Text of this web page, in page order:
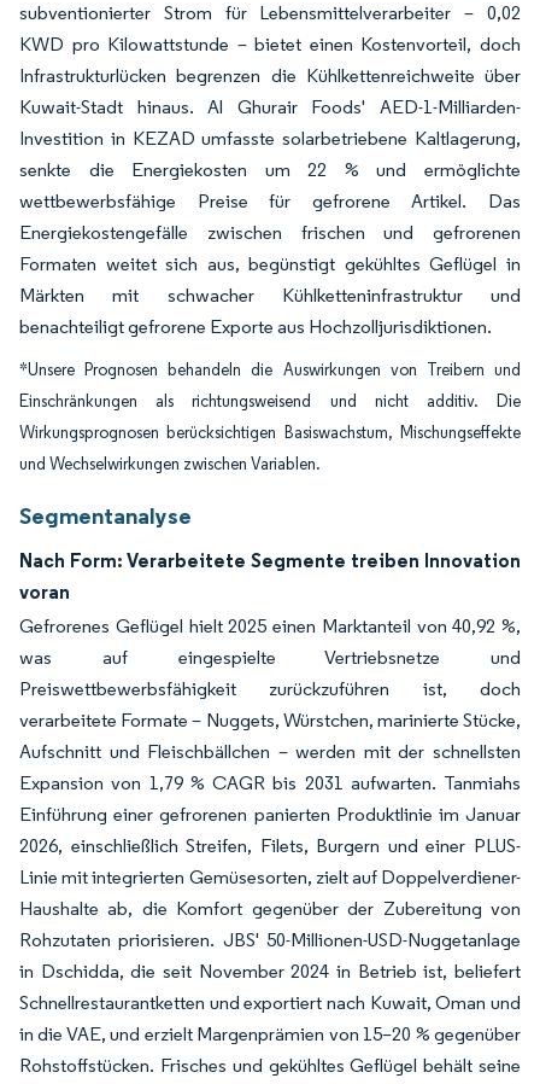
subventionierter Strom für Lebensmittelverarbeiter – 0,02
KWD pro Kilowattstunde – bietet einen Kostenvorteil, doch
Infrastrukturlücken begrenzen die Kühlkettenreichweite über
Kuwait-Stadt hinaus. Al Ghurair Foods' AED-1-Milliarden-
Investition in KEZAD umfasste solarbetriebene Kaltlagerung,
senkte die Energiekosten um 22 % und ermöglichte
wettbewerbsfähige Preise für gefrorene Artikel. Das
Energiekostengefälle zwischen frischen und gefrorenen
Formaten weitet sich aus, begünstigt gekühltes Geflügel in
Märkten mit schwacher Kühlketteninfrastruktur und
benachteiligt gefrorene Exporte aus Hochzolljurisdiktionen.
*Unsere Prognosen behandeln die Auswirkungen von Treibern und
Einschränkungen als richtungsweisend und nicht additiv. Die
Wirkungsprognosen berücksichtigen Basiswachstum, Mischungseffekte
und Wechselwirkungen zwischen Variablen.
Segmentanalyse
Nach Form: Verarbeitete Segmente treiben Innovation
voran
Gefrorenes Geflügel hielt 2025 einen Marktanteil von 40,92 %,
was auf eingespielte Vertriebsnetze und
Preiswettbewerbsfähigkeit zurückzuführen ist, doch
verarbeitete Formate – Nuggets, Würstchen, marinierte Stücke,
Aufschnitt und Fleischbällchen – werden mit der schnellsten
Expansion von 1,79 % CAGR bis 2031 aufwarten. Tanmiahs
Einführung einer gefrorenen panierten Produktlinie im Januar
2026, einschließlich Streifen, Filets, Burgern und einer PLUS-
Linie mit integrierten Gemüsesorten, zielt auf Doppelverdiener-
Haushalte ab, die Komfort gegenüber der Zubereitung von
Rohzutaten priorisieren. JBS' 50-Millionen-USD-Nuggetanlage
in Dschidda, die seit November 2024 in Betrieb ist, beliefert
Schnellrestaurantketten und exportiert nach Kuwait, Oman und
in die VAE, und erzielt Margenprämien von 15–20 % gegenüber
Rohstoffstücken. Frisches und gekühltes Geflügel behält seine